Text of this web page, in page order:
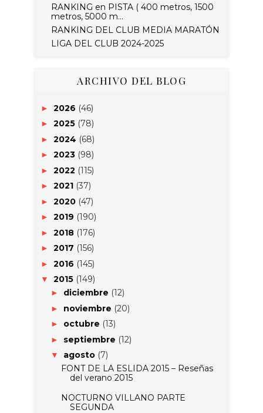
RANKING en PISTA ( 400 metros, 1500
metros, 5000 m...
RANKING DEL CLUB MEDIA MARATÓN
LIGA DEL CLUB 2024-2025
ARCHIVO DEL BLOG
► 2026 (46)
► 2025 (78)
► 2024 (68)
► 2023 (98)
► 2022 (115)
► 2021 (37)
► 2020 (47)
► 2019 (190)
► 2018 (176)
► 2017 (156)
► 2016 (145)
▼ 2015 (149)
► diciembre (12)
► noviembre (20)
► octubre (13)
► septiembre (12)
▼ agosto (7)
FONT DE LA ESLIDA 2015 – Reseñas
del verano 2015
NOCTURNO VILLANO PARTE
SEGUNDA